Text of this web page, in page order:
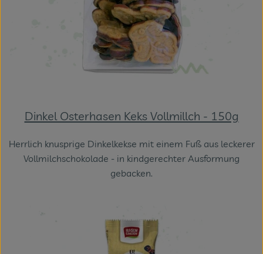
Dinkel Osterhasen Keks Vollmillch - 150g
Herrlich knusprige Dinkelkekse mit einem Fuß aus leckerer
Vollmilchschokolade - in kindgerechter Ausformung
gebacken.